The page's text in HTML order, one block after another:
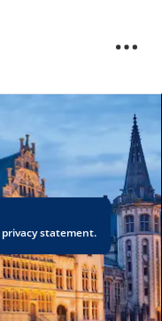
privacy statement.